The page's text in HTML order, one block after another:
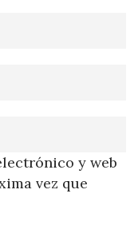
y web
vez que